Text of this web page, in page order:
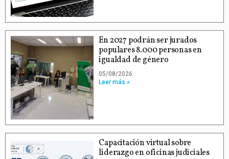
En 2027 podrán ser jurados
populares 8.000 personas en
igualdad de género
05/08/2026
Leer más »
Capacitación virtual sobre
liderazgo en oficinas judiciales